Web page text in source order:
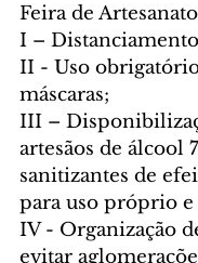
Feira de Artesanato
I –
II - Uso
máscaras;
III –
artesãos de álcool
sanitizantes de
para uso próprio e
IV - Organização
evitar